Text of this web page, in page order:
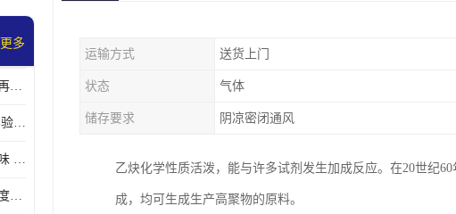
更多
北辰区氢气哪里有卖的 可再生 实验室应用
大港氢气销售 高热导率 实验室应用
北辰氢气厂家电话 无色无味 凝点为-259
汉沽氢气厂家电话 能源密度高 储存和传输便利
运输方式 送货上门
状态 气体
储存要求 阴凉密闭通风
乙炔化学性质活泼，能与许多试剂发生加成反应。在20世纪
成，均可生成生产高聚物的原料。